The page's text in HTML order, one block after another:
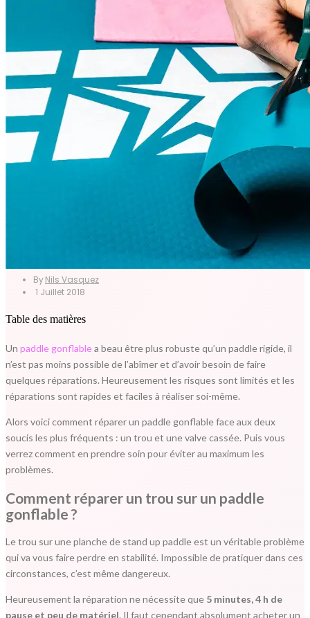
ByNils Vasquez
1 Juillet 2018
Table des matières
Un paddle gonflablea beau être plus robuste qu’un paddle rigide, il
n’est pas moins possible de l’abîmer et d’avoir besoin de faire
quelques réparations. Heureusement les risques sont limités et les
réparations sont rapides et faciles à réaliser soi-même.
Alors voici comment réparer un paddle gonflable face aux deux
soucis les plus fréquents : un trou et une valve cassée. Puis vous
verrez comment en prendre soin pour éviter au maximum les
problèmes.
Comment réparer un trou sur un paddle
gonflable ?
Le trou sur une planche de stand up paddle est un véritable problème
qui va vous faire perdre en stabilité. Impossible de pratiquer dans ces
circonstances, c’est même dangereux.
Heureusement la réparation ne nécessite que 5 minutes, 4 h de
pause et peu de matériel. Il faut cependant absolument acheter un